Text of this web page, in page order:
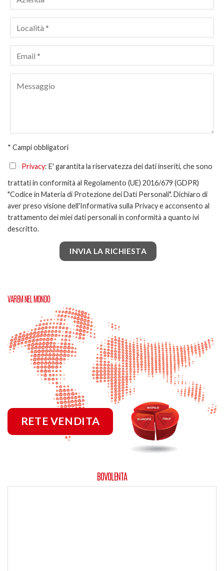
* Campi obbligatori
Privacy: E' garantita la riservatezza dei dati inseriti, che sono
trattati in conformità al Regolamento (UE) 2016/679 (GDPR)
"Codice in Materia di Protezione dei Dati Personali". Dichiaro di
aver preso visione dell'Informativa sulla Privacy e acconsento al
trattamento dei miei dati personali in conformità a quanto ivi
descritto.
VAREM NEL MONDO
RETE VENDITA
BOVOLENTA